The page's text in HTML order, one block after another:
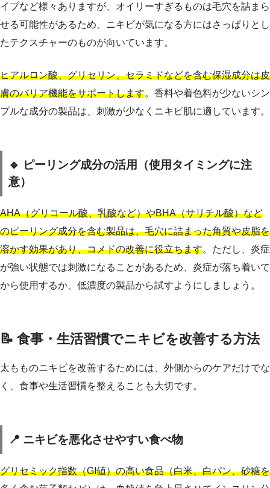
イプなど様々ありますが、オイリーすぎるものは毛穴を詰まら
せる可能性があるため、ニキビが気になる方にはさっぱりとし
たテクスチャーのものが向いています。
ヒアルロン酸、グリセリン、セラミドなどを含む保湿成分は皮
膚のバリア機能をサポートします。香料や着色料が少ないシン
プルな成分の製品は、刺激が少なくニキビ肌に適しています。
🔹 ピーリング成分の活用（使用タイミングに注
意）
AHA（グリコール酸、乳酸など）やBHA（サリチル酸）など
のピーリング成分を含む製品は、毛穴に詰まった角質や皮脂を
溶かす効果があり、コメドの改善に役立ちます。ただし、炎症
が強い状態では刺激になることがあるため、炎症が落ち着いて
から使用するか、低濃度の製品から試すようにしましょう。
📝 食事・生活習慣でニキビを改善する方法
太もものニキビを改善するためには、外側からのケアだけでな
く、食事や生活習慣を整えることも大切です。
📍 ニキビを悪化させやすい食べ物
グリセミック指数（GI値）の高い食品（白米、白パン、砂糖を